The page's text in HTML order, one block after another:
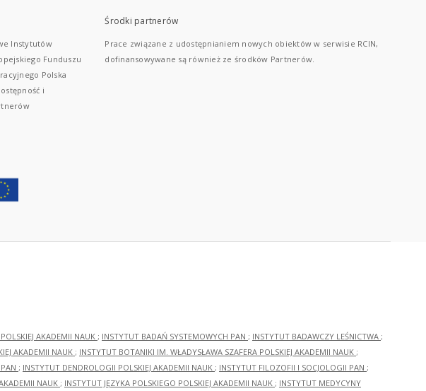
Instytutów
Funduszu
Polska
i
Środki partnerów
Prace związane z udostępnianiem nowych obiektów w serwisie RCIN,
dofinansowywane są również ze środków Partnerów.
AKADEMII NAUK ; INSTYTUT BADAŃ SYSTEMOWYCH PAN ; INSTYTUT BADAWCZY LEŚNICTWA ;
AKADEMII NAUK ; INSTYTUT BOTANIKI IM. WŁADYSŁAWA SZAFERA POLSKIEJ AKADEMII NAUK ;
; INSTYTUT DENDROLOGII POLSKIEJ AKADEMII NAUK ; INSTYTUT FILOZOFII I SOCJOLOGII PAN ;
NAUK ; INSTYTUT JĘZYKA POLSKIEGO POLSKIEJ AKADEMII NAUK ; INSTYTUT MEDYCYNY